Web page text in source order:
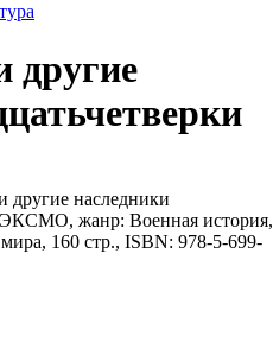
другие
наследники
ЭКСМО, жанр: Военная история,
160 стр., ISBN: 978-5-699-